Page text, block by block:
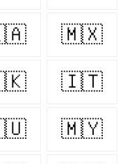
🇲🇽
🇮🇹
🇲🇾